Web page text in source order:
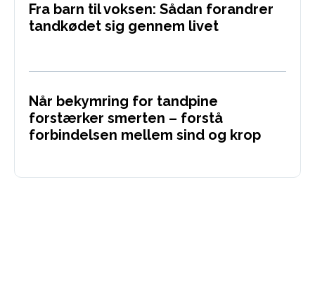
Fra barn til voksen: Sådan forandrer
tandkødet sig gennem livet
Når bekymring for tandpine
forstærker smerten – forstå
forbindelsen mellem sind og krop